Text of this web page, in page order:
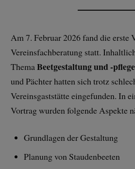
Am 7. Februar 2026 fand die erste
Vereinsfachberatung statt.
ThemaBeetgestaltung und -pflege
und Pächter hatten sich trotz
Vereinsgaststätte eingefunden. In
Vortrag wurden folgende Aspekte
Grundlagen der Gestaltung
Planung von Staudenbeeten